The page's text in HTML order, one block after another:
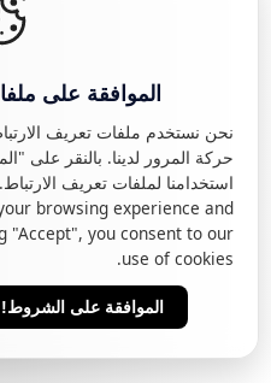
الموافقة على
نحن نستخدم ملفات تعريف
حركة المرور لدينا. بالنقر على
استخدامنا لملفات تعريف الارتباط.
browsing experience and
"Accept", you consent to our
use of cookies.
الموافقة على الشروط!